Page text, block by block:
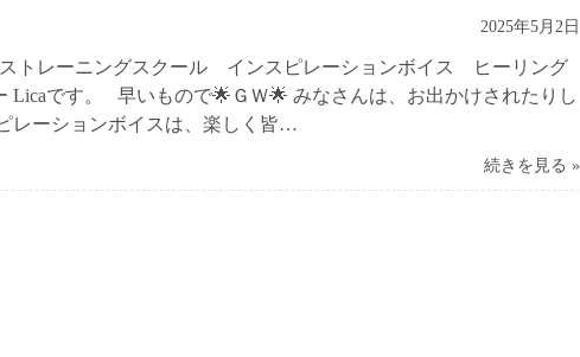
2025年5月2日
ストレーニングスクール インスピレーションボイス ヒーリング
Licaです。 早いもので🌟ＧＷ🌟 みなさんは、お出かけされたりし
レーションボイスは、楽しく皆…
続きを見る »